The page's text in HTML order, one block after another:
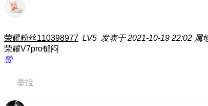
荣耀粉丝110398977 LV5 发表于 2021-10-19 22:02 属
荣耀V7pro郁闷
赞
举报